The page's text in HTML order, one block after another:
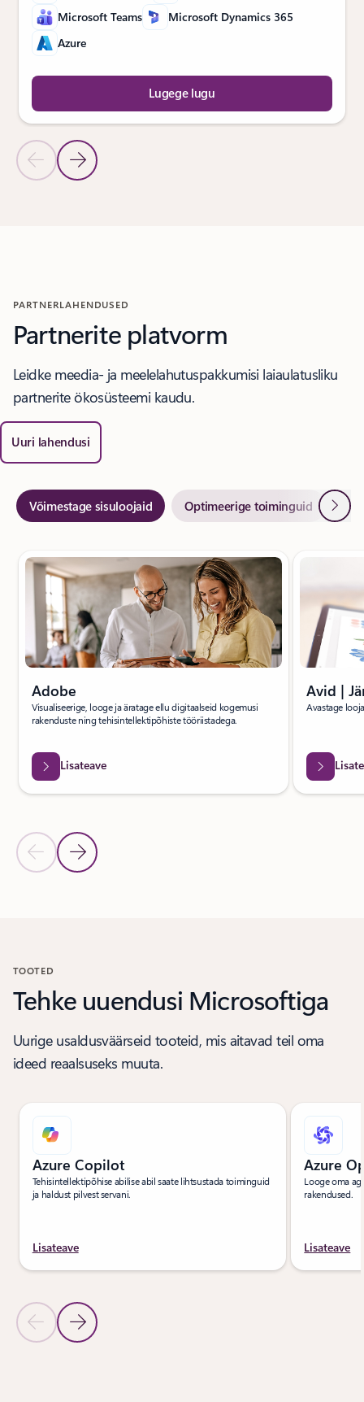
Eelmine slaidJärgmine slaid
Microsoft Teams
Microsoft Dynamics 365
Azure
Lugege lugu
PARTNERLAHENDUSED
Partnerite platvorm
Leidke meedia- ja meelelahutuspakkumisi laiaulatusliku
partnerite ökosüsteemi kaudu.
Uuri lahendusi
Võimestage sisuloojaid Optimeerige toiminguid
Kuvatakse slaid 1/11
Eelmine slaidJärgmine slaid
Adobe
Visualiseerige, looge ja äratage ellu digitaalseid kogemusi
rakenduste ning tehisintellektipõhiste tööriistadega.
Lisateave
Avid |
Avastage
TOOTED
Tehke uuendusi Microsoftiga
Uurige usaldusväärseid tooteid, mis aitavad teil oma
ideed reaalsuseks muuta.
Eelmine slaidJärgmine slaid
Azure Copilot
Tehisintellektipõhise abilise abil saate lihtsustada toiminguid
ja haldust pilvest servani.
Lisateave
Azure
Looge oma
rakendused.
Lisateave